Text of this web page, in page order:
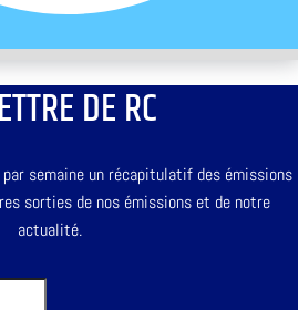
DE RC
semaine un récapitulatif des émissions
sorties de nos émissions et de notre
actualité.